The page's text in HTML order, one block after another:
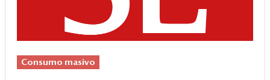
Consumo masivo